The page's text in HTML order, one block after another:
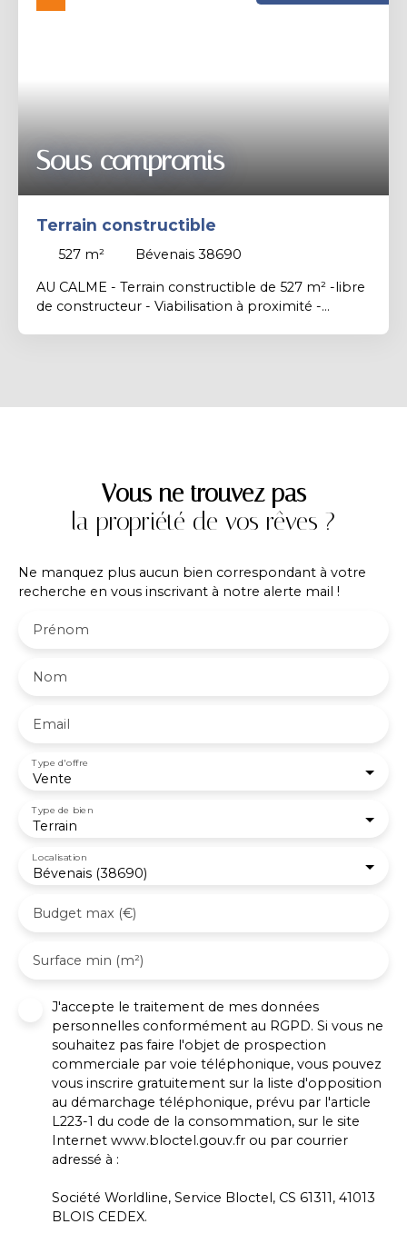
Sous compromis
Terrain constructible
527 m²
Bévenais 38690
AU CALME - Terrain constructible de 527 m² -libre
de constructeur - Viabilisation à proximité -
Vous ne trouvez pas
la propriété de vos rêves ?
Ne manquez plus aucun bien correspondant à votre
recherche en vous inscrivant à notre alerte mail !
Prénom
Nom
Email
Vente
Type d'offre
Terrain
Type de bien
Bévenais (38690)
Localisation
Budget max (€)
Surface min (m²)
J'accepte le traitement de mes données
personnelles conformément au RGPD. Si vous ne
souhaitez pas faire l'objet de prospection
commerciale par voie téléphonique, vous pouvez
vous inscrire gratuitement sur la liste d'opposition
au démarchage téléphonique, prévu par l'article
L223-1 du code de la consommation, sur le site
Internet www.bloctel.gouv.fr ou par courrier
adressé à :
Société Worldline, Service Bloctel, CS 61311, 41013
BLOIS CEDEX.